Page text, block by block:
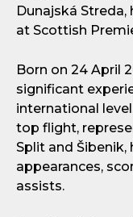
Dunajská
at Scottish
Born on 24 April
significant
international
top flight,
Split and Šibenik,
appearances,
assists.